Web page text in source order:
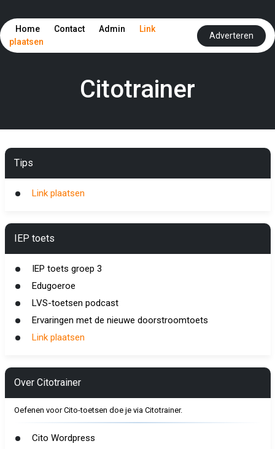
Home Contact Admin
Link
plaatsen
Adverteren
Citotrainer
Tips
Link plaatsen
IEP toets
IEP toets groep 3
Edugoeroe
LVS-toetsen podcast
Ervaringen met de nieuwe doorstroomtoets
Link plaatsen
Over Citotrainer
Oefenen voor Cito-toetsen doe je via Citotrainer.
Cito Wordpress